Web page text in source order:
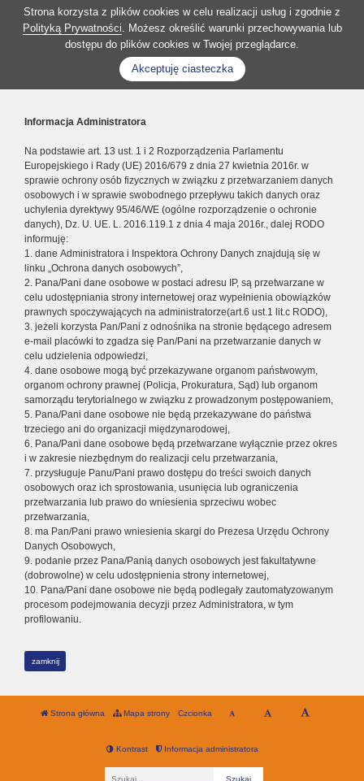
Strona korzysta z plików cookies w celu realizacji usług i zgodnie z
Polityką Prywatności. Możesz określić warunki przechowywania lub
dostępu do plików cookies w Twojej przeglądarce.
Akceptuję ciasteczka
Informacja Administratora
Na podstawie art. 13 ust. 1 i 2 Rozporządzenia Parlamentu
Europejskiego i Rady (UE) 2016/679 z dnia 27 kwietnia 2016r. w
sprawie ochrony osób fizycznych w związku z przetwarzaniem danych
osobowych i w sprawie swobodnego przepływu takich danych oraz
uchylenia dyrektywy 95/46/WE (ogólne rozporządzenie o ochronie
danych), Dz. U. UE. L. 2016.119.1 z dnia 4 maja 2016r., dalej RODO
informuję:
1. dane Administratora i Inspektora Ochrony Danych znajdują się w
linku „Ochrona danych osobowych”,
2. Pana/Pani dane osobowe w postaci adresu IP, są przetwarzane w
celu udostępniania strony internetowej oraz wypełnienia obowiązków
prawnych spoczywających na administratorze(art.6 ust.1 lit.c RODO),
3. jeżeli korzysta Pan/Pani z odnośnika na stronie będącego adresem
e-mail placówki to zgadza się Pan/Pani na przetwarzanie danych w
celu udzielenia odpowiedzi,
4. dane osobowe mogą być przekazywane organom państwowym,
organom ochrony prawnej (Policja, Prokuratura, Sąd) lub organom
samorządu terytorialnego w związku z prowadzonym postępowaniem,
5. Pana/Pani dane osobowe nie będą przekazywane do państwa
trzeciego ani do organizacji międzynarodowej,
6. Pana/Pani dane osobowe będą przetwarzane wyłącznie przez okres
i w zakresie niezbędnym do realizacji celu przetwarzania,
7. przysługuje Panu/Pani prawo dostępu do treści swoich danych
osobowych oraz ich sprostowania, usunięcia lub ograniczenia
przetwarzania lub prawo do wniesienia sprzeciwu wobec
przetwarzania,
8. ma Pan/Pani prawo wniesienia skargi do Prezesa Urzędu Ochrony
Danych Osobowych,
9. podanie przez Pana/Panią danych osobowych jest fakultatywne
(dobrowolne) w celu udostępnienia strony internetowej,
10. Pana/Pani dane osobowe nie będą podlegały zautomatyzowanym
procesom podejmowania decyzji przez Administratora, w tym
profilowaniu.
zamknij
Strona główna Mapa strony Czcionka
Kontrast Informacja administratora